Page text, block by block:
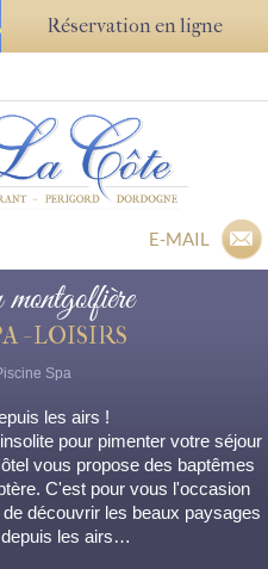
Réservation en ligne
E-MAIL
- LOISIRS
Spa
les airs !
pour pimenter votre séjour
vous propose des baptêmes
C'est pour vous l'occasion
découvrir les beaux paysages
les airs…